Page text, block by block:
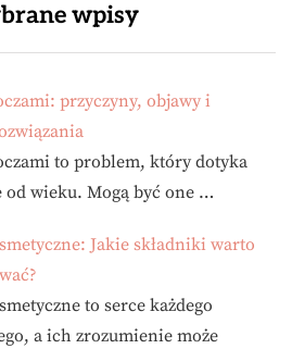
wpisy
przyczyny, objawy i
to problem, który dotyka
od wieku. Mogą być one …
Jakie składniki warto
to serce każdego
a ich zrozumienie może